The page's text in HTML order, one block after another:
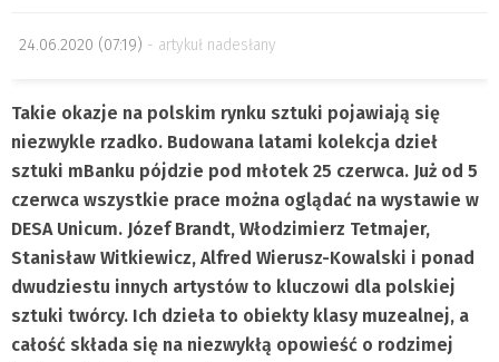
24.06.2020 (07:19) artykuł nadesłany
Takie okazje na polskim rynku sztuki pojawiają się
niezwykle rzadko. Budowana latami kolekcja dzieł
sztuki mBanku pójdzie pod młotek 25 czerwca. Już od 5
czerwca wszystkie prace można oglądać na wystawie w
DESA Unicum. Józef Brandt, Włodzimierz Tetmajer,
Stanisław Witkiewicz, Alfred Wierusz-Kowalski i ponad
dwudziestu innych artystów to kluczowi dla polskiej
sztuki twórcy. Ich dzieła to obiekty klasy muzealnej, a
całość składa się na niezwykłą opowieść o rodzimej